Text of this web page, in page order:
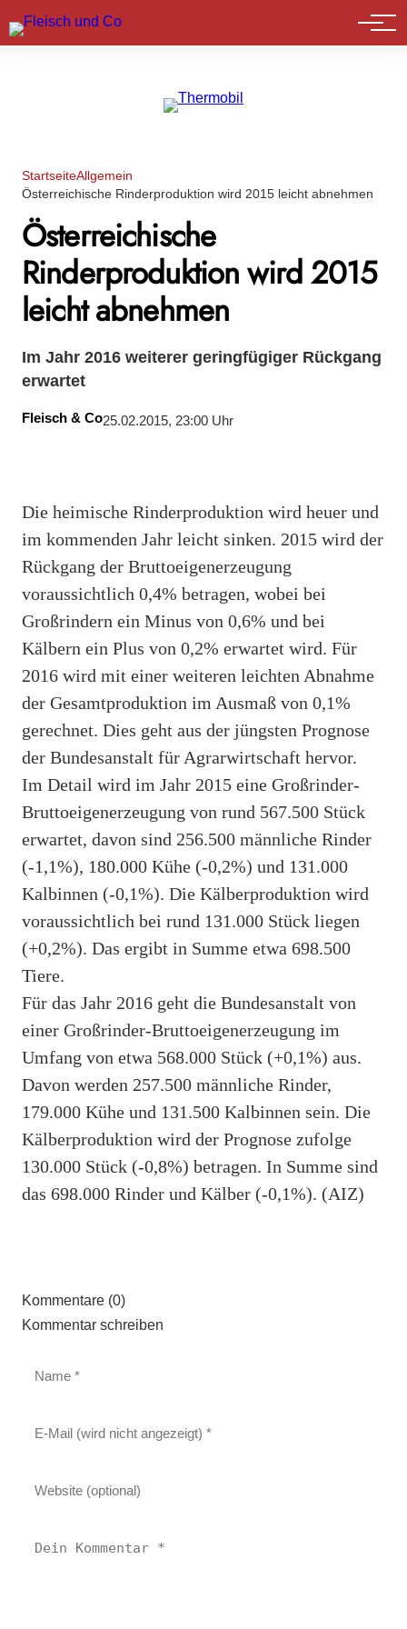
Marktführer
StartseiteAllgemein
Österreichische Rinderproduktion wird 2015 leicht abnehmen
Österreichische
Rinderproduktion wird 2015
leicht abnehmen
Im Jahr 2016 weiterer geringfügiger Rückgang
erwartet
Fleisch & Co25.02.2015, 23:00 Uhr
Die heimische Rinderproduktion wird heuer und
im kommenden Jahr leicht sinken. 2015 wird der
Rückgang der Bruttoeigenerzeugung
voraussichtlich 0,4% betragen, wobei bei
Großrindern ein Minus von 0,6% und bei
Kälbern ein Plus von 0,2% erwartet wird. Für
2016 wird mit einer weiteren leichten Abnahme
der Gesamtproduktion im Ausmaß von 0,1%
gerechnet. Dies geht aus der jüngsten Prognose
der Bundesanstalt für Agrarwirtschaft hervor.
Im Detail wird im Jahr 2015 eine Großrinder-
Bruttoeigenerzeugung von rund 567.500 Stück
erwartet, davon sind 256.500 männliche Rinder
(-1,1%), 180.000 Kühe (-0,2%) und 131.000
Kalbinnen (-0,1%). Die Kälberproduktion wird
voraussichtlich bei rund 131.000 Stück liegen
(+0,2%). Das ergibt in Summe etwa 698.500
Tiere.
Für das Jahr 2016 geht die Bundesanstalt von
einer Großrinder-Bruttoeigenerzeugung im
Umfang von etwa 568.000 Stück (+0,1%) aus.
Davon werden 257.500 männliche Rinder,
179.000 Kühe und 131.500 Kalbinnen sein. Die
Kälberproduktion wird der Prognose zufolge
130.000 Stück (-0,8%) betragen. In Summe sind
das 698.000 Rinder und Kälber (-0,1%). (AIZ)
Kommentare (0)
Kommentar schreiben